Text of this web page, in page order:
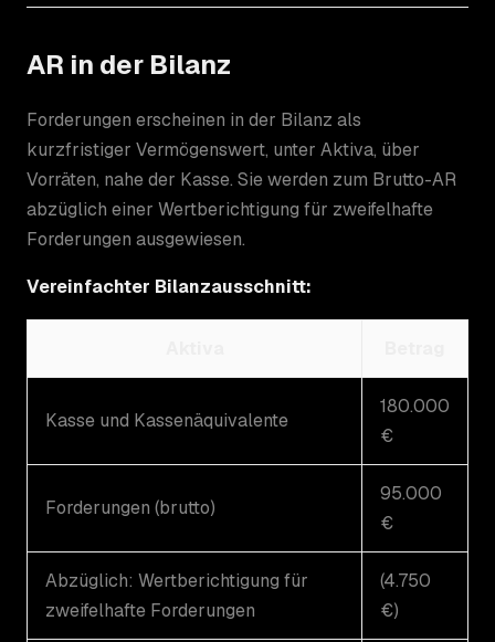
AR in der Bilanz
Forderungen erscheinen in der Bilanz als
kurzfristiger Vermögenswert, unter Aktiva, über
Vorräten, nahe der Kasse. Sie werden zum Brutto-AR
abzüglich einer Wertberichtigung für zweifelhafte
Forderungen ausgewiesen.
Vereinfachter Bilanzausschnitt:
Kasse und Kassenäquivalente
180.000
€
Forderungen (brutto)
95.000
€
Abzüglich: Wertberichtigung für
zweifelhafte Forderungen
(4.750
€)